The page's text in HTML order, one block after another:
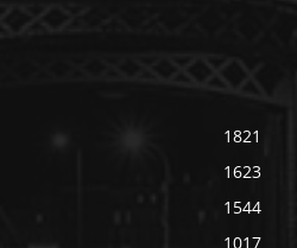
1821
1623
1544
1017